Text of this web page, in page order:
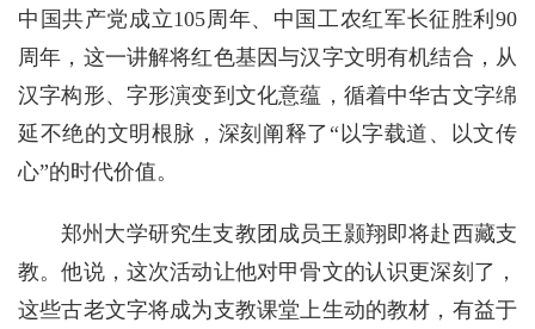
中国共产党成立105周年、中国工农红军长征胜利90
周年，这一讲解将红色基因与汉字文明有机结合，从
汉字构形、字形演变到文化意蕴，循着中华古文字绵
延不绝的文明根脉，深刻阐释了“以字载道、以文传
心”的时代价值。
郑州大学研究生支教团成员王颢翔即将赴西藏支
教。他说，这次活动让他对甲骨文的认识更深刻了，
这些古老文字将成为支教课堂上生动的教材，有益于